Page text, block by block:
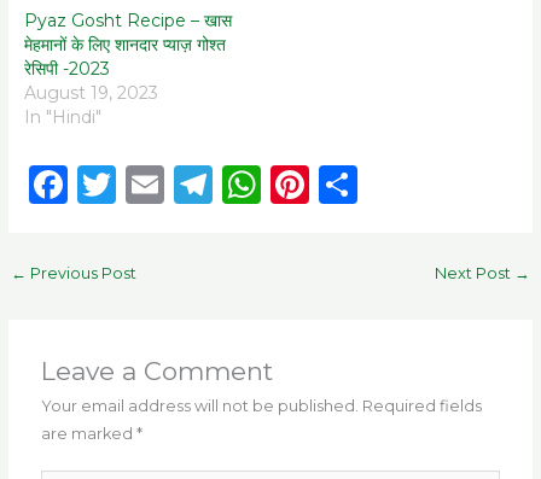
Pyaz Gosht Recipe – खास
मेहमानों के लिए शानदार प्याज़ गोश्त
रेसिपी -2023
August 19, 2023
In "Hindi"
F
c
o
o
k
T
it
E T
m
W
p
p
Pi S
← Previous Post Next Post →
Leave a Comment
Your email address will not be published. Required fields
are marked*